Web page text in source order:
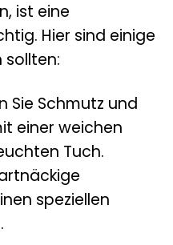
ist eine
Hier sind einige
sollten:
Sie Schmutz und
einer weichen
Tuch.
speziellen